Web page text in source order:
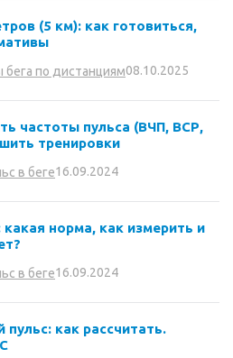
(5 км): как готовиться,
по дистанциям08.10.2025
частоты пульса (ВЧП, ВСР,
тренировки
в беге16.09.2024
какая норма, как измерить и
в беге16.09.2024
как рассчитать.